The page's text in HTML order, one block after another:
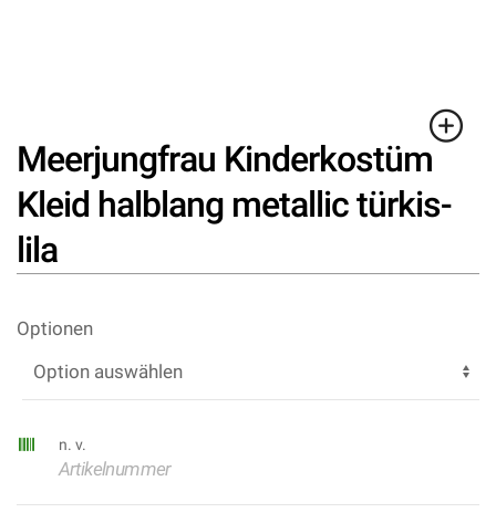
Meerjungfrau Kinderkostüm
Kleid halblang metallic türkis-
lila
Optionen
n. v.
Artikelnummer